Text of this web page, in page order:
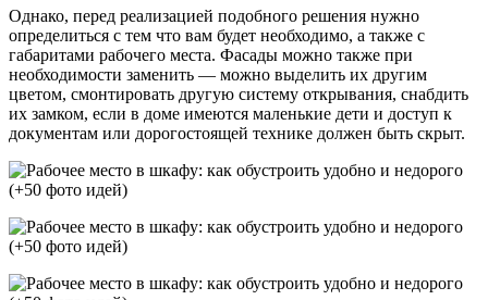
Однако, перед реализацией подобного решения нужно
определиться с тем что вам будет необходимо, а также с
габаритами рабочего места. Фасады можно также при
необходимости заменить — можно выделить их другим
цветом, смонтировать другую систему открывания, снабдить
их замком, если в доме имеются маленькие дети и доступ к
документам или дорогостоящей технике должен быть скрыт.